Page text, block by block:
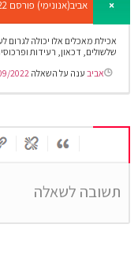
אביב(אנונימי) פורסם 07/09/2022
אכילת מאכלים אלו יכולה לגרום
שלשולים, דכאון, רעידות
אביב ענה על השאלה 2022
תשובה לשאלה